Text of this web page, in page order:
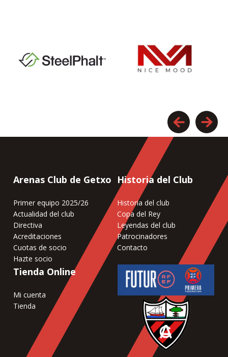
Arenas Club de Getxo
Primer equipo 2025/26
Actualidad del club
Directiva
Acreditaciones
Cuotas de socio
Hazte socio
Historia del Club
Historia del club
Copa del Rey
Leyendas del club
Patrocinadores
Contacto
Tienda Online
Mi cuenta
Tienda